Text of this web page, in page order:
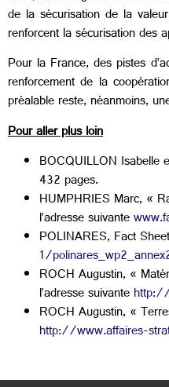
de la sécurisation de la
renforcent la sécurisation des
Pour la France, des pistes
renforcement de la
préalable reste, néanmoins,
Pour aller plus loin
BOCQUILLON Isabelle
432 pages.
HUMPHRIES Marc, «
l’adresse suivante
POLINARES, Fact
1/
ROCH Augustin, «
l’adresse suivante
ROCH Augustin, «
http://www.affaires-